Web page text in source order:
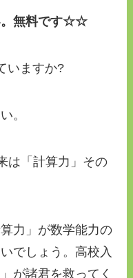
。無料です☆☆
いますか?
。
は「計算力」その
力」が数学能力の
でしょう。高校入
が諸君を救ってく